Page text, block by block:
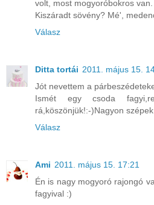
volt, most mogyoróbokros
Kiszáradt sövény? Mé',
Válasz
Ditta tortái 2011. május 15.
Jót nevettem a
Ismét egy csoda
rá,köszönjük!:-)Nagyon
Válasz
Ami 2011. május 15. 17:21
Én is nagy mogyoró rajongó
fagyival :)